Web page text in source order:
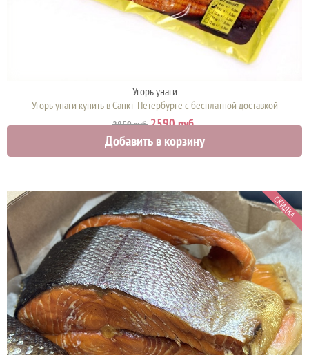
Угорь унаги
Угорь унаги купить в Санкт-Петербурге с бесплатной доставкой
2850 руб.2590 руб.
Добавить в корзину
СКИДКА